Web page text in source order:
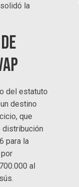
la
del estatuto
destino
que
distribución
para la
al